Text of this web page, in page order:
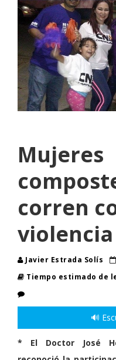
Mujeres
corren
Javier Estrada Solís
Tiempo estimado de
🔊
* El Doctor José